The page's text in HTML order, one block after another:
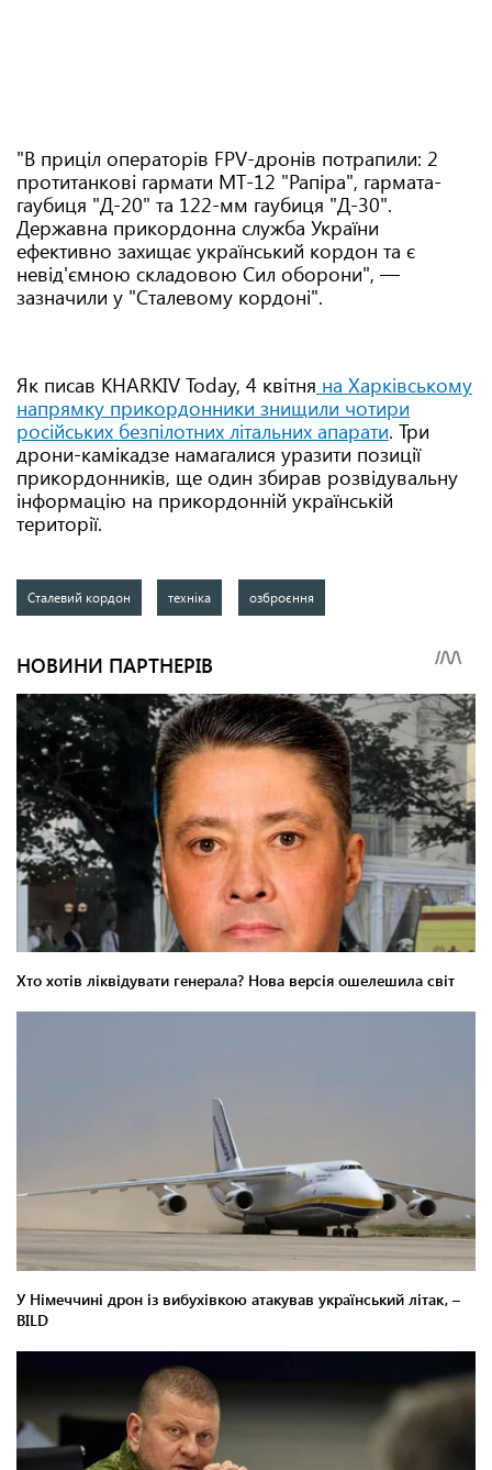
"В приціл операторів FPV-дронів потрапили: 2
протитанкові гармати МТ-12 "Рапіра", гармата-
гаубиця "Д-20" та 122-мм гаубиця "Д-30".
Державна прикордонна служба України
ефективно захищає український кордон та є
невід'ємною складовою Сил оборони", —
зазначили у "Сталевому кордоні".
Як писав KHARKIV Today, 4 квітня на Харківському
напрямку прикордонники знищили чотири
російських безпілотних літальних апарати. Три
дрони-камікадзе намагалися уразити позиції
прикордонників, ще один збирав розвідувальну
інформацію на прикордонній українській
території.
Сталевий кордон техніка озброєння